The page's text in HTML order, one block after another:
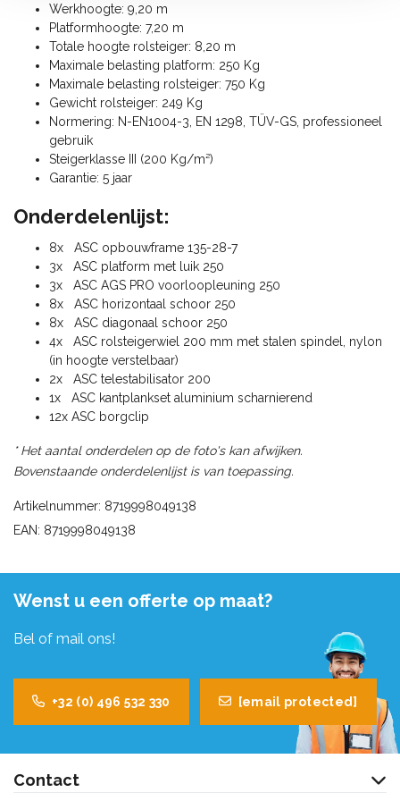
Werkhoogte: 9,20 m
Platformhoogte: 7,20 m
Totale hoogte rolsteiger: 8,20 m
Maximale belasting platform: 250 Kg
Maximale belasting rolsteiger: 750 Kg
Gewicht rolsteiger: 249 Kg
Normering: N-EN1004-3, EN 1298, TÜV-GS, professioneel
gebruik
Steigerklasse III (200 Kg/m²)
Garantie: 5 jaar
Onderdelenlijst:
8x ASC opbouwframe 135-28-7
3x ASC platform met luik 250
3x ASC AGS PRO voorloopleuning 250
8x ASC horizontaal schoor 250
8x ASC diagonaal schoor 250
4x ASC rolsteigerwiel 200 mm met stalen spindel, nylon
(in hoogte verstelbaar)
2x ASC telestabilisator 200
1x ASC kantplankset aluminium scharnierend
12x ASC borgclip
* Het aantal onderdelen op de foto's kan afwijken.
Bovenstaande onderdelenlijst is van toepassing.
Artikelnummer: 8719998049138
EAN: 8719998049138
Wenst u een offerte op maat?
Bel of mail ons!
+32 (0) 496 532 330 [email protected]
Contact